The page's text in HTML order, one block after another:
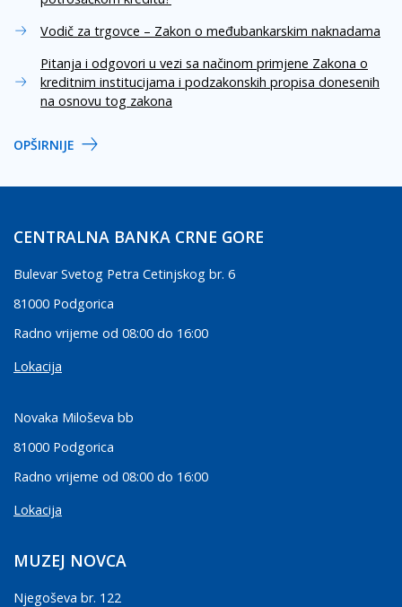
Vodič za trgovce – Zakon o međubankarskim naknadama
Pitanja i odgovori u vezi sa načinom primjene Zakona o
kreditnim institucijama i podzakonskih propisa donesenih
na osnovu tog zakona
OPŠIRNIJE
CENTRALNA BANKA CRNE GORE
Bulevar Svetog Petra Cetinjskog br. 6
81000 Podgorica
Radno vrijeme od 08:00 do 16:00
Lokacija
Novaka Miloševa bb
81000 Podgorica
Radno vrijeme od 08:00 do 16:00
Lokacija
MUZEJ NOVCA
Njegoševa br. 122